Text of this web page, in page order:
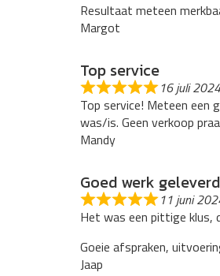
Resultaat meteen
Margot
Top service
16 juli 2024
Top service! Meteen een
was/is. Geen verkoop
Mandy
Goed werk
11 juni
Het was een pittige klus,
Goeie afspraken,
Jaap